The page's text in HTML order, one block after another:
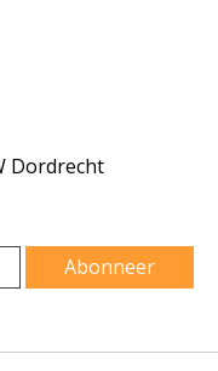
Dordrecht
Abonneer